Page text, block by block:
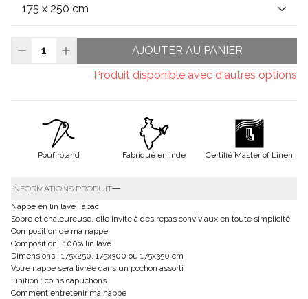
AJOUTER AU PANIER
Produit disponible avec d'autres options
Pouf roland Fabriqué en Inde Certifié Master of Linen
INFORMATIONS PRODUIT
Nappe en lin lavé Tabac
Sobre et chaleureuse, elle invite à des repas conviviaux en toute simplicité.
Composition de ma nappe
Composition : 100% lin lavé
Dimensions : 175x250, 175x300 ou 175x350 cm
Votre nappe sera livrée dans un pochon assorti
Finition : coins capuchons
Comment entretenir ma nappe